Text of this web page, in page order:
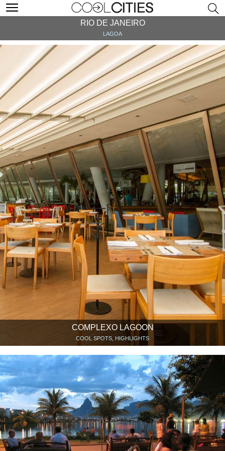
RIO DE JANEIRO
LAGOA
COMPLEXO LAGOON
COOL SPOTS, HIGHLIGHTS